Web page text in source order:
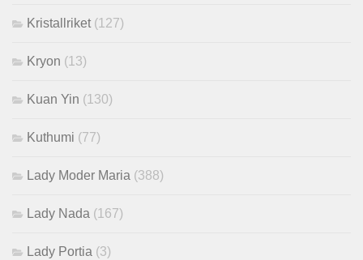
Kristallriket (127)
Kryon (13)
Kuan Yin (130)
Kuthumi (77)
Lady Moder Maria (388)
Lady Nada (167)
Lady Portia (3)